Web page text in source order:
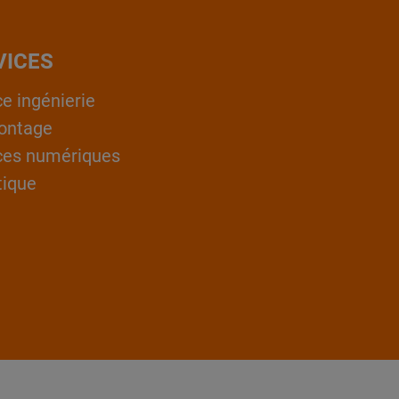
ingénierie
numériques